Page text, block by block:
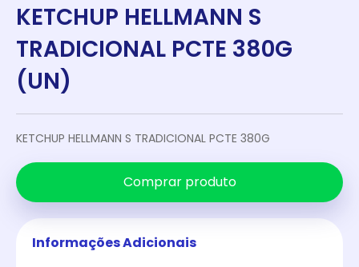
KETCHUP HELLMANN S
TRADICIONAL PCTE 380G
(UN)
KETCHUP HELLMANN S TRADICIONAL PCTE 380G
Comprar produto
Informações Adicionais